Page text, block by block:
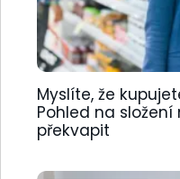
Myslíte, že
Pohled na
překvapit